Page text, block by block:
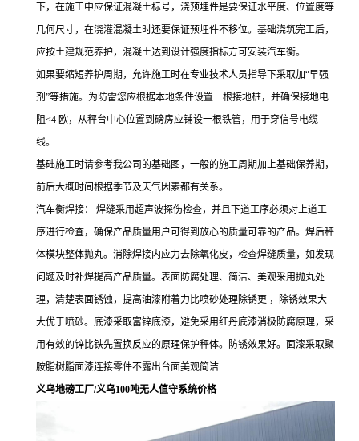
下，在施工中应保证混凝土标号，浇预埋件是要保证水平度、位置度等
几何尺寸，在浇灌混凝土时还要保证预埋件不移位。基础浇筑完工后，
应按土建规范养护，混凝土达到设计强度指标方可安装汽车衡。
如果要缩短养护周期，允许施工时在专业技术人员指导下采取加“早强
剂 ”等措施。为防雷您应根据本地条件设置一根接地桩，并确保接地电
阻<4 欧，从秤台中心位置到磅房应铺设一根铁管，用于穿信号电缆
线。
基础施工时请参考我公司的基础图，一般的施工周期加上基础保养期，
前后大概时间根据季节及天气因素都有关系。
汽车衡焊接：
焊缝采用超声波探伤检查，并且下道工序必须对上道工
序进行检查，确保产品质量用户可得到放心的质量可靠的产品。焊后秤
体模块整体抛丸。消除焊接内应力去除氧化皮，检查焊缝质量，如发现
问题及时补焊提高产品质量。表面防腐处理、简洁、美观采用抛丸处
理，清楚表面锈蚀，提高油漆附着力比喷砂处理除锈更 ，除锈效果大
大优于喷砂。底漆采取富锌底漆，避免采用红丹底漆消极防腐原理，采
用有效的锌比铁先置换反应的原理保护秤体。防锈效果好。面漆采取聚
胺脂树脂面漆连接零件不露出台面美观简洁
义乌地磅工厂/义乌100吨无人值守系统价格